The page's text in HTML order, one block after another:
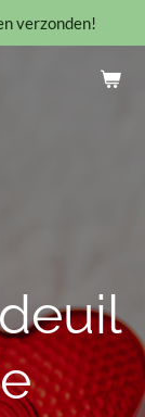
verzonden!